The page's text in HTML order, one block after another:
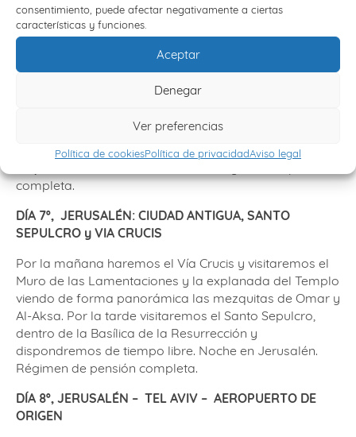
consentimiento, puede afectar negativamente a ciertas
características y funciones.
Aceptar
Denegar
Ver preferencias
Política de cookiesPolítica de privacidadAviso legal
capilla de la Ascensión, iglesia del Padrenuestro,
Dominus Flevit, iglesia de Getsemaní, gruta del
Prendimiento e iglesia de la Tumba de la Virgen,
posterior visita a la Puerta de San Esteban: Santa Ana y
sus santuarios cristianos: iglesia de san Pedro in
sacerdotales) y la iglesia de la Dormición de la Virgen.
Traslado a nuestro hotel en Jerusalén para el
completa.
DÍA 7º, JERUSALÉN: CIUDAD ANTIGUA, SANTO
SEPULCRO y VIA CRUCIS
Por la mañana haremos el Vía Crucis y visitaremos el
Muro de las Lamentaciones y la explanada del Templo
viendo de forma panorámica las mezquitas de Omar y
Al-Aksa. Por la tarde visitaremos el Santo Sepulcro,
dentro de la Basílica de la Resurrección y
dispondremos de tiempo libre. Noche en Jerusalén.
Régimen de pensión completa.
DÍA 8º, JERUSALÉN – TEL AVIV – AEROPUERTO DE
ORIGEN